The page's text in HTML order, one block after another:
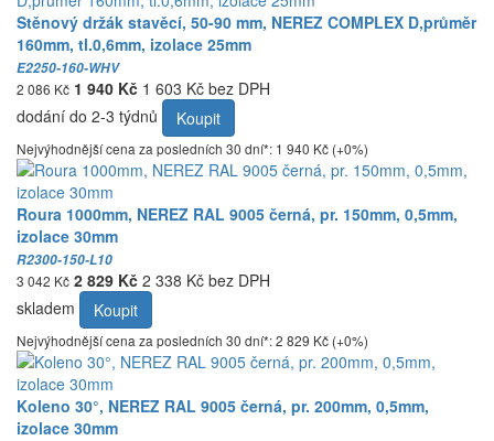
Stěnový držák stavěcí, 50-90 mm, NEREZ COMPLEX D,průměr
160mm, tl.0,6mm, izolace 25mm
E2250-160-WHV
2 086 Kč 1 940 Kč 1 603 Kč bez DPH
dodání do 2-3 týdnů
Koupit
Nejvýhodnější cena za posledních 30 dní*: 1 940 Kč (+0%)
Roura 1000mm, NEREZ RAL 9005 černá, pr. 150mm, 0,5mm,
izolace 30mm
R2300-150-L10
3 042 Kč 2 829 Kč 2 338 Kč bez DPH
skladem
Koupit
Nejvýhodnější cena za posledních 30 dní*: 2 829 Kč (+0%)
Koleno 30°, NEREZ RAL 9005 černá, pr. 200mm, 0,5mm,
izolace 30mm